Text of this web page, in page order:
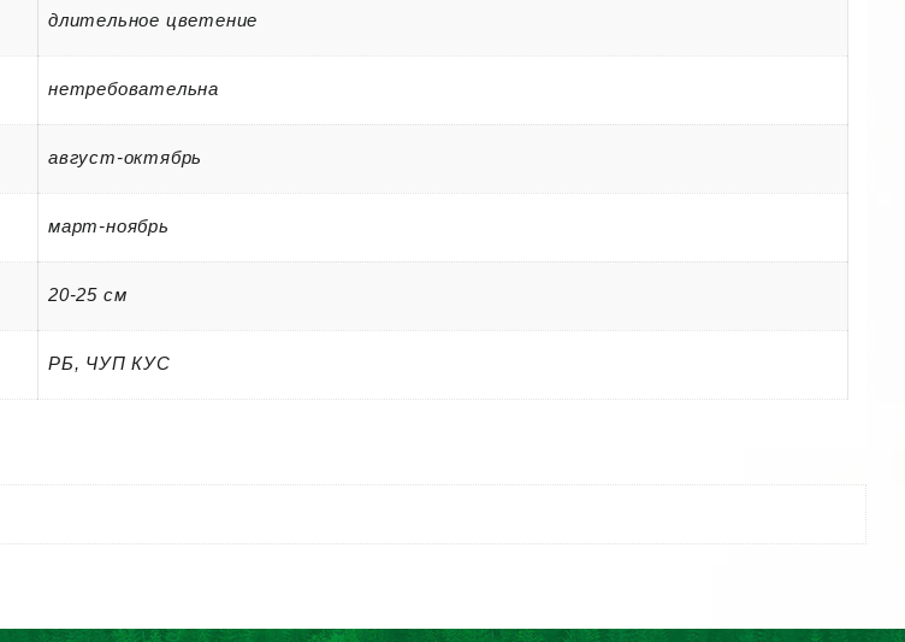
длительное цветение
нетребовательна
август-октябрь
март-ноябрь
20-25 см
РБ, ЧУП КУС